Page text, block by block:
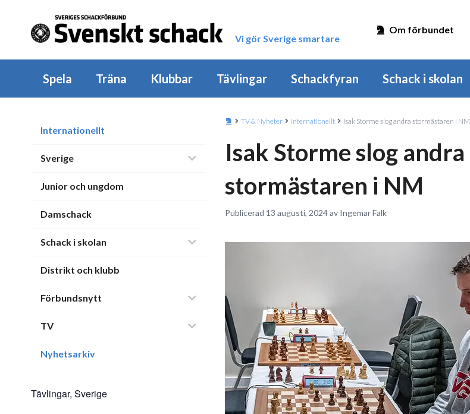
Vi gör Sverige smartare
Om förbundet
Spela Träna Klubbar Tävlingar Schackfyran Schack i skolan
Internationellt
Sverige
Junior och ungdom
Damschack
Schack i skolan
Distrikt och klubb
Förbundsnytt
TV
Nyhetsarkiv
Tävlingar, Sverige
TV & Nyheter Internationellt Isak Storme slog andra stormästaren i NM
Isak Storme slog andra
stormästaren i NM
Publicerad 13 augusti, 2024 av Ingemar Falk